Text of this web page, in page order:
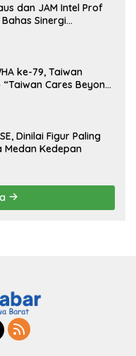
dan JAM Intel Prof
Sinergi
Program
ke-79, Taiwan
Cares Beyond
Dinilai Figur Paling
Medan Kedepan